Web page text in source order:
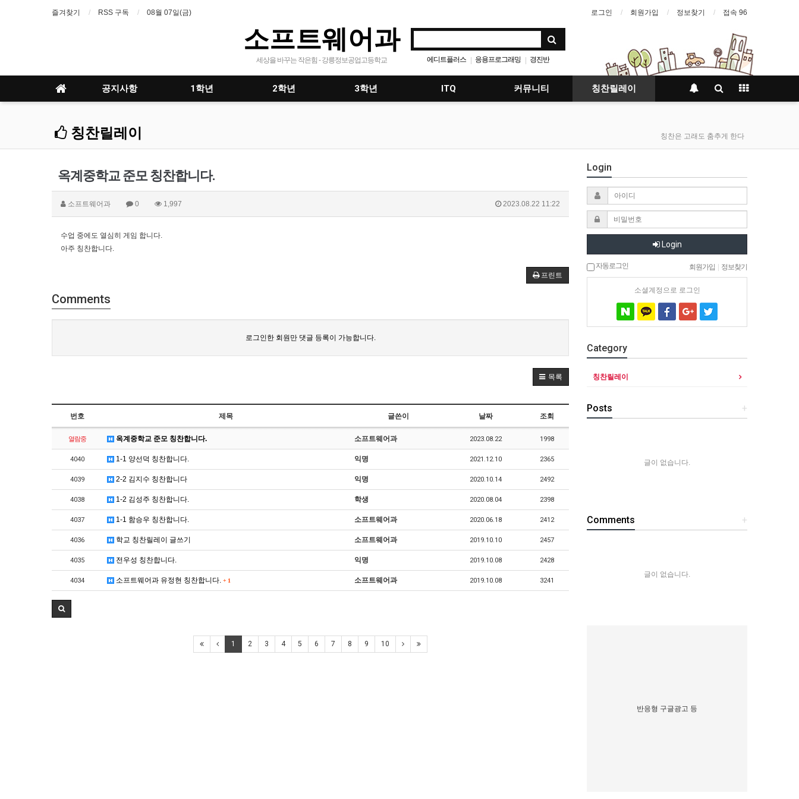
즐겨찾기 RSS 구독 08월 07일(금) 로그인 회원가입 정보찾기 접속 96
소프트웨어과
세상을 바꾸는 작은힘 - 강릉정보공업고등학교 에디트플러스 | 응용프로그래밍 | 경진반
공지사항 1학년 2학년 3학년 ITQ 커뮤니티 칭찬릴레이
칭찬릴레이 칭찬은 고래도 춤추게 한다
옥계중학교 준모 칭찬합니다.
소프트웨어과 0 1,997 2023.08.22 11:22
수업 중에도 열심히 게임 합니다.
아주 칭찬합니다.
프린트
Comments
로그인한 회원만 댓글 등록이 가능합니다.
목록
번호 제목 글쓴이 날짜 조회
열람중 옥계중학교 준모 칭찬합니다. 소프트웨어과 2023.08.22 1998
4040 1-1 양선덕 칭찬합니다. 익명 2021.12.10 2365
4039 2-2 김지수 칭찬합니다 익명 2020.10.14 2492
4038 1-2 김성주 칭찬합니다. 학생 2020.08.04 2398
4037 1-1 함승우 칭찬합니다. 소프트웨어과 2020.06.18 2412
4036 학교 칭찬릴레이 글쓰기 소프트웨어과 2019.10.10 2457
4035 전우성 칭찬합니다. 익명 2019.10.08 2428
4034 소프트웨어과 유정현 칭찬합니다. + 1 소프트웨어과 2019.10.08 3241
1 2 3 4 5 6 7 8 9 10
Login
Login
자동로그인 회원가입 정보찾기
소셜계정으로 로그인
Category
칭찬릴레이
+
Posts
글이 없습니다.
+
Comments
글이 없습니다.
반응형 구글광고 등